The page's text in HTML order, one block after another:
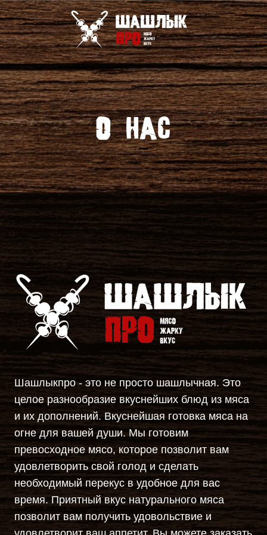
О нас
Шашлыкпро - это не просто шашлычная. Это
целое разнообразие вкуснейших блюд из мяса
и их дополнений. Вкуснейшая готовка мяса на
огне для вашей души. Мы готовим
превосходное мясо, которое позволит вам
удовлетворить свой голод и сделать
необходимый перекус в удобное для вас
время. Приятный вкус натурального мяса
позволит вам получить удовольствие и
удовлетворит ваш аппетит. Вы можете заказать
у нас на сайте любое понравившееся вам
блюдо.
Сделать заказ
Шашлык про
услуга предоставляет
ИП Овсепян меружан альбертович
Рейтинг организации
на Яндекс Картах